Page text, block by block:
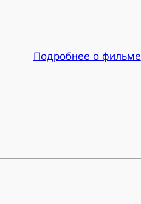
Подробнее о фильме